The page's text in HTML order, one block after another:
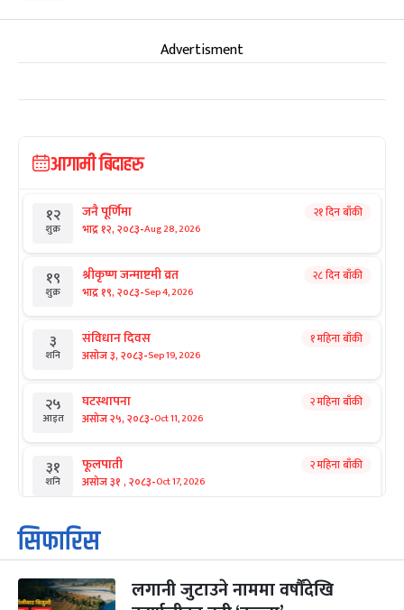
Advertisment
आगामी बिदाहरु
१२
शुक्र
जनै पूर्णिमा
भाद्र १२, २०८३-Aug 28, 2026
२१ दिन बाँकी
१९
शुक्र
श्रीकृष्ण जन्माष्टमी व्रत
भाद्र १९, २०८३-Sep 4, 2026
२८ दिन बाँकी
३
शनि
संविधान दिवस
असोज ३, २०८३-Sep 19, 2026
१ महिना बाँकी
२५
आइत
घटस्थापना
असोज २५, २०८३-Oct 11, 2026
२ महिना बाँकी
३१
शनि
फूलपाती
असोज ३१ , २०८३-Oct 17, 2026
२ महिना बाँकी
१
आइत
कार्तिक सङ्क्रान्ति
कार्तिक १, २०८३
३ महानवमी २ महिना बाँकी
सिफारिस
लगानी जुटाउने नाममा वर्षौंदेखि